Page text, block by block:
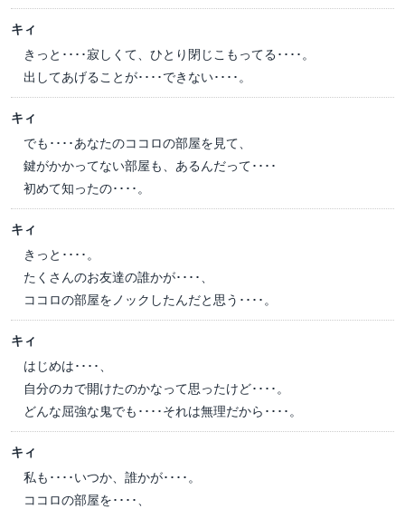
キィ
きっと････寂しくて、ひとり閉じこもってる････。
出してあげることが････できない････。
キィ
でも････あなたのココロの部屋を見て、
鍵がかかってない部屋も、あるんだって････
初めて知ったの････。
キィ
きっと････。
たくさんのお友達の誰かが････、
ココロの部屋をノックしたんだと思う････。
キィ
はじめは････、
自分のカで開けたのかなって思ったけど････。
どんな屈強な鬼でも････それは無理だから････。
キィ
私も････いつか、誰かが････。
ココロの部屋を････、